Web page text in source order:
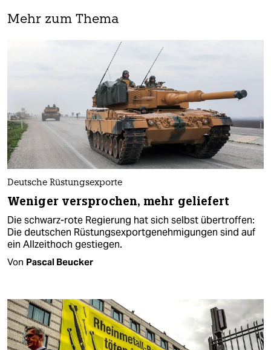
Mehr zum Thema
Deutsche Rüstungsexporte
Weniger versprochen, mehr geliefert
Die schwarz-rote Regierung hat sich selbst übertroffen:
Die deutschen Rüstungsexportgenehmigungen sind auf
ein Allzeithoch gestiegen.
Von Pascal Beucker